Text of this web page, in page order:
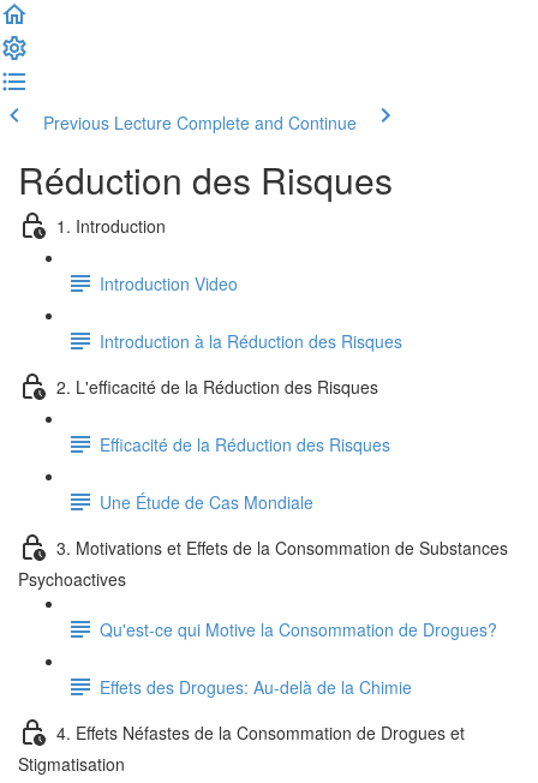
Previous Lecture Complete and Continue
Réduction des Risques
1. Introduction
Introduction Video
Introduction à la Réduction des Risques
2. L'efficacité de la Réduction des Risques
Efficacité de la Réduction des Risques
Une Étude de Cas Mondiale
3. Motivations et Effets de la Consommation de Substances
Psychoactives
Qu'est-ce qui Motive la Consommation de Drogues?
Effets des Drogues: Au-delà de la Chimie
4. Effets Néfastes de la Consommation de Drogues et
Stigmatisation